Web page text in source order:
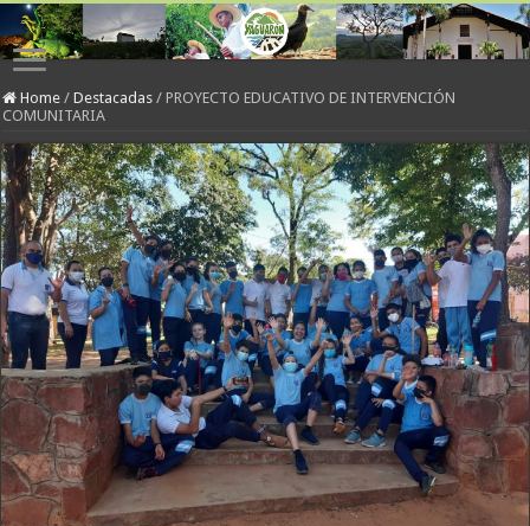
Home / Destacadas / PROYECTO EDUCATIVO DE INTERVENCIÓN
COMUNITARIA